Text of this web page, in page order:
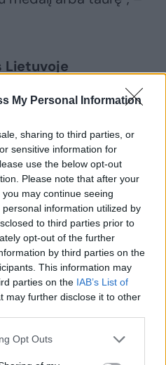
My Personal Information
sharing to third parties, or
sensitive information for
use the below opt-out
Please note that after your
may continue seeing
information utilized by
to third parties prior to
opt-out of the further
by third parties on the
This information may
parties on the IAB’s List of
may further disclose it to other
Opt Outs
Lietuvoje
apytiksliai 604
gimdos kaklelio
kasmet nustatoma
kaklelio vėžio atvejų,
metais siekė 26,8
lyginant su
tik 12,8 atvejo 100
– 9,1 mirtis 100 tūkst.